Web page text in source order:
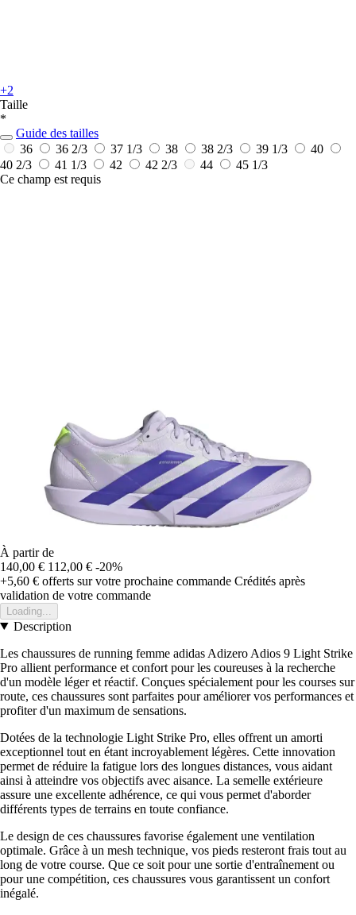
+2
Taille
*
Guide des tailles
36
36 2/3 37 1/3 38 38 2/3 39 1/3
40
40 2/3
41 1/3 42 42 2/3 44
45 1/3
Ce champ est requis
À partir de
140,00 € 112,00 € -20%
+5,60 € offerts sur votre prochaine commande Crédités après
validation de votre commande
Loading...
Description
Les chaussures de running femme adidas Adizero Adios 9 Light Strike
Pro allient performance et confort pour les coureuses à la recherche
d'un modèle léger et réactif. Conçues spécialement pour les courses sur
route, ces chaussures sont parfaites pour améliorer vos performances et
profiter d'un maximum de sensations.
Dotées de la technologie Light Strike Pro, elles offrent un amorti
exceptionnel tout en étant incroyablement légères. Cette innovation
permet de réduire la fatigue lors des longues distances, vous aidant
ainsi à atteindre vos objectifs avec aisance. La semelle extérieure
assure une excellente adhérence, ce qui vous permet d'aborder
différents types de terrains en toute confiance.
Le design de ces chaussures favorise également une ventilation
optimale. Grâce à un mesh technique, vos pieds resteront frais tout au
long de votre course. Que ce soit pour une sortie d'entraînement ou
pour une compétition, ces chaussures vous garantissent un confort
inégalé.